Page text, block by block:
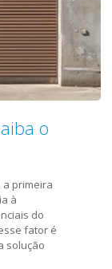
o
primeira
à
do
fator é
solução